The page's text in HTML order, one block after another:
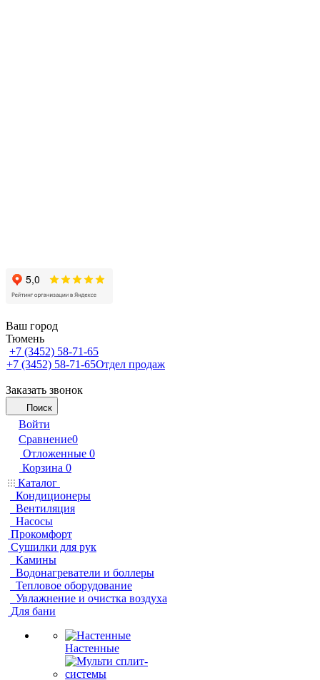
Ваш город
Тюмень
+7 (3452) 58-71-65
+7 (3452) 58-71-65Отдел продаж
Заказать звонок
Поиск
Войти
Сравнение0
Отложенные 0
Корзина 0
Каталог
Кондиционеры
Вентиляция
Насосы
Прокомфорт
Сушилки для рук
Камины
Водонагреватели и боллеры
Тепловое оборудование
Увлажнение и очистка воздуха
Для бани
Настенные